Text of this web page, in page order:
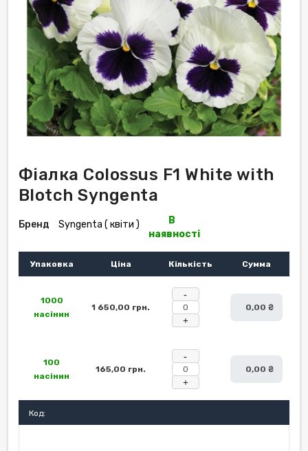
Фіалка Colossus F1 White with
Blotch Syngenta
Бренд Syngenta ( квіти )
В
наявності
Упаковка Ціна Кількість Сумма
1000
насінин
1 650,00 грн.
+
0,00 ₴
100
насінин
165,00 грн.
+
0,00 ₴
Код: